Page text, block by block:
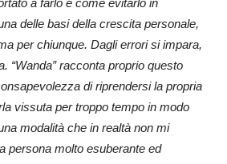
a farlo e come evitarlo in
delle basi della crescita personale,
per chiunque. Dagli errori si impara,
“Wanda” racconta proprio questo
di riprendersi la propria
vissuta per troppo tempo in modo
modalità che in realtà non mi
persona molto esuberante ed